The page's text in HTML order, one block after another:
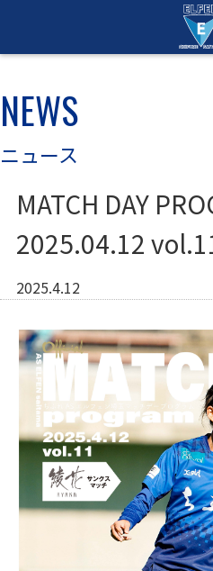
NEWS
ニュース
MATCH DAY
2025.04.12
2025.4.12